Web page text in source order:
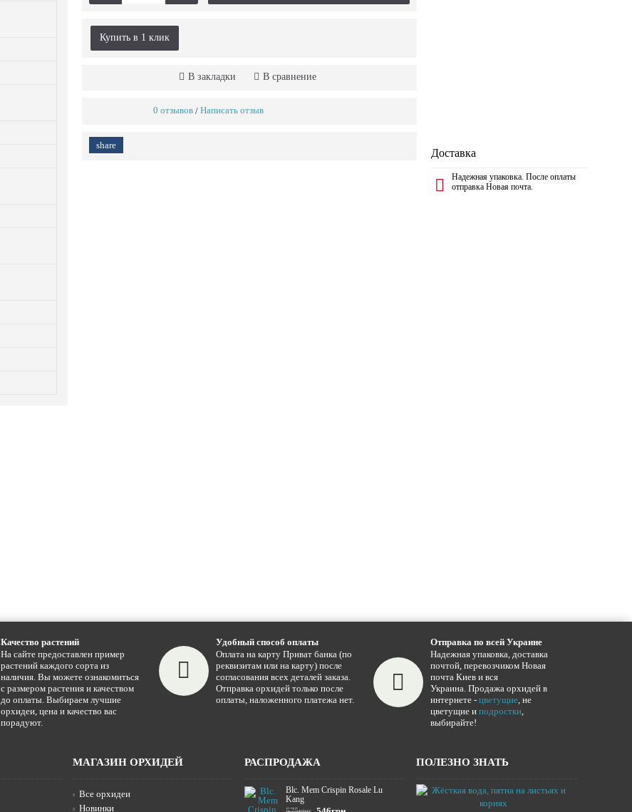
Доставка
Надежная упаковка. После оплаты
отправка Новая почта.
Купить в 1 клик
В закладки В сравнение
0 отзывов / Написать отзыв
share
Качество растений
На сайте предоставлен пример
растений каждого сорта из
наличия. Вы можете ознакомиться
с размером растения и качеством
до оплаты. Выбираем лучшие
орхидеи, цена и качество вас
порадуют.
Удобный способ оплаты
Оплата на карту Приват банка (по
реквизитам или на карту) после
согласования всех деталей заказа.
Отправка орхидей только после
оплаты, наложенного платежа нет.
Отправка по всей Украине
Надежная упаковка, доставка
почтой, перевозчиком Новая
почта Киев и вся
Украина. Продажа орхидей в
интернете - цветущие, не
цветущие и подростки,
выбирайте!
МАГАЗИН ОРХИДЕЙ
Все орхидеи
Новинки
РАСПРОДАЖА
Blc. Mem Crispin Rosale Lu
Kang
ПОЛЕЗНО ЗНАТЬ